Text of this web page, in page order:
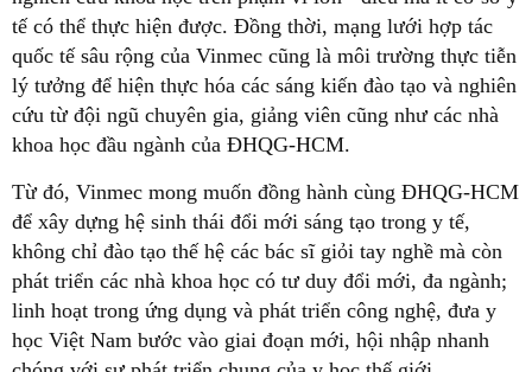
tế có thể thực hiện được. Đồng thời, mạng lưới hợp tác
quốc tế sâu rộng của Vinmec cũng là môi trường thực tiễn
lý tưởng để hiện thực hóa các sáng kiến đào tạo và nghiên
cứu từ đội ngũ chuyên gia, giảng viên cũng như các nhà
khoa học đầu ngành của ĐHQG-HCM.
Từ đó, Vinmec mong muốn đồng hành cùng ĐHQG-HCM
để xây dựng hệ sinh thái đổi mới sáng tạo trong y tế,
không chỉ đào tạo thế hệ các bác sĩ giỏi tay nghề mà còn
phát triển các nhà khoa học có tư duy đổi mới, đa ngành;
linh hoạt trong ứng dụng và phát triển công nghệ, đưa y
học Việt Nam bước vào giai đoạn mới, hội nhập nhanh